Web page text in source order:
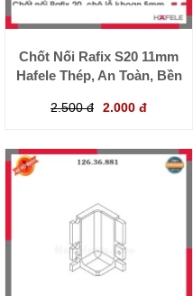
Chốt Nối Rafix S20 11mm
Hafele Thép, An Toàn, Bền
2.500 đ 2.000 đ